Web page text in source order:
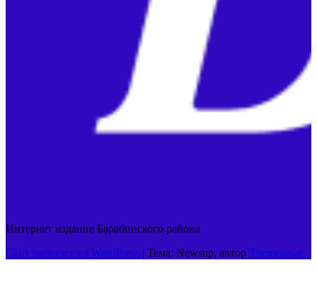
Интернет издание Барабинского района
Сайт работает на WordPress | Тема: Newsup, автор Themeansar